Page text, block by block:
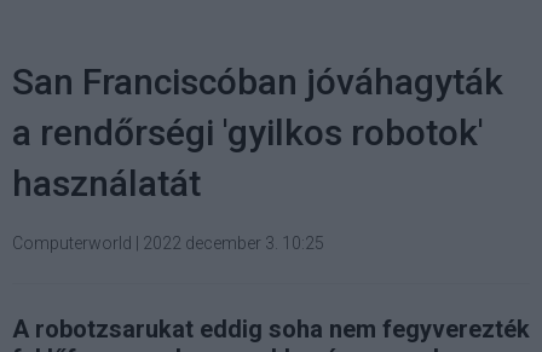
San Franciscóban jóváhagyták
a rendőrségi 'gyilkos robotok'
használatát
Computerworld 2022 december 3. 10:25
A robotzsarukat eddig soha nem fegyverezték